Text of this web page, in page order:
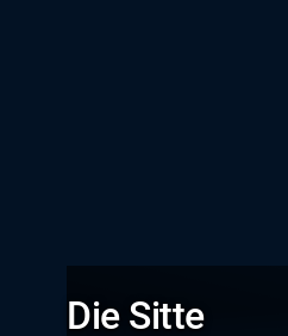
Die Sitte